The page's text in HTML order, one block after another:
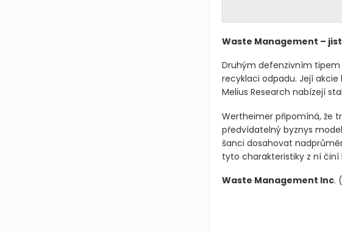
Waste Management –
Druhým defenzivním tipem
recyklaci odpadu. Její akcie
Melius Research nabízejí
Wertheimer připomíná, že
předvídatelný byznys
šanci dosahovat
tyto charakteristiky z ní
Waste Management Inc. (